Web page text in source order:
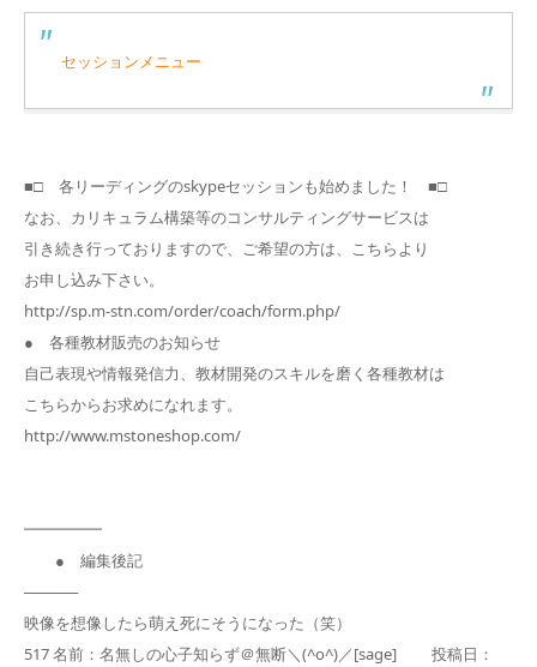
セッションメニュー
■□ 各リーディングのskypeセッションも始めました！ ■□
なお、カリキュラム構築等のコンサルティングサービスは
引き続き行っておりますので、ご希望の方は、こちらより
お申し込み下さい。
http://sp.m-stn.com/order/coach/form.php/
● 各種教材販売のお知らせ
自己表現や情報発信力、教材開発のスキルを磨く各種教材は
こちらからお求めになれます。
http://www.mstoneshop.com/
━━━━━
● 編集後記
─────
映像を想像したら萌え死にそうになった（笑）
517 名前：名無しの心子知らず＠無断＼(^o^)／[sage] 投稿日：